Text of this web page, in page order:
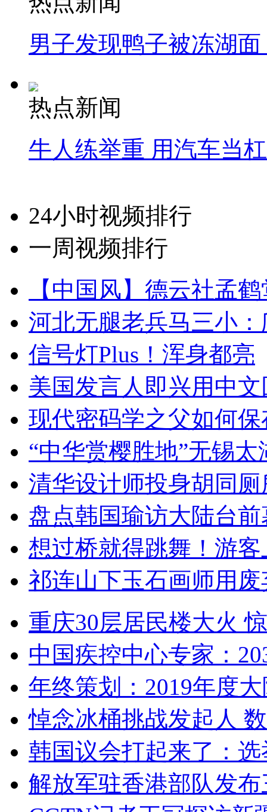
男子发现鸭子被冻湖
热点新闻
牛人练举重 用汽车当
24小时视频排行
一周视频排行
【中国风】德云社孟
河北无腿老兵马三小
信号灯Plus！浑身都亮
美国发言人即兴用中
现代密码学之父如何
“中华赏樱胜地”无锡
清华设计师投身胡同
盘点韩国瑜访大陆台
想过桥就得跳舞！游客
祁连山下玉石画师用
重庆30层居民楼大火
中国疾控中心专家：
年终策划：2019年度
悼念冰桶挑战发起人
韩国议会打起来了：
解放军驻香港部队发